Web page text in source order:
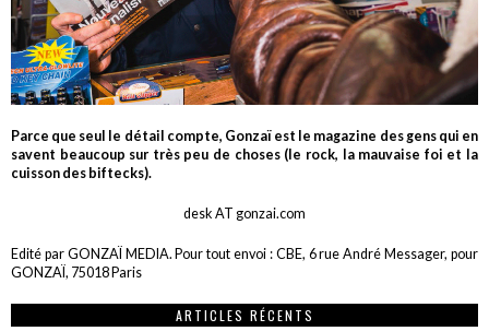
Parce que seul le détail compte, Gonzaï est le magazine des gens qui en
savent beaucoup sur très peu de choses (le rock, la mauvaise foi et la
cuisson des biftecks).
desk AT gonzai.com
Edité par GONZAÏ MEDIA. Pour tout envoi : CBE, 6 rue André Messager, pour
GONZAÏ, 75018 Paris
ARTICLES RÉCENTS